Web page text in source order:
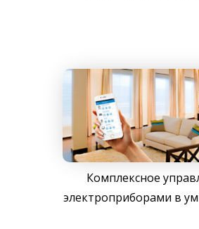
Комплексное
электроприборами в